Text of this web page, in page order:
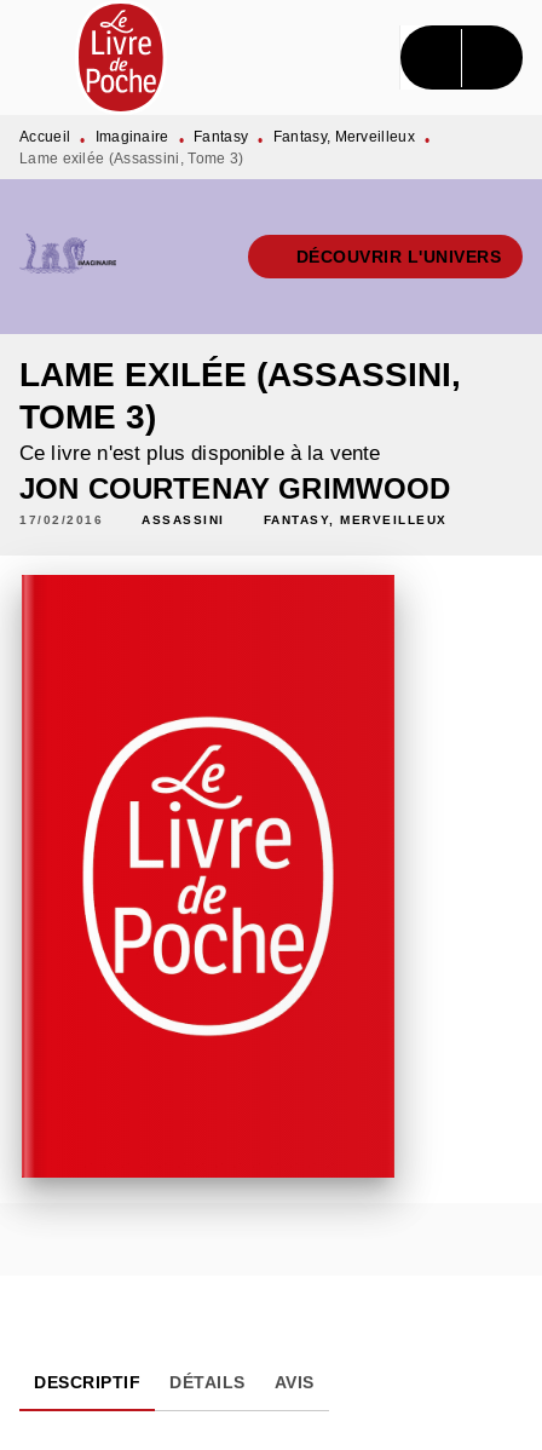
MENU RECHERCHE CONTENU
PIED DE PAGE
Accueil • Imaginaire • Fantasy • Fantasy, Merveilleux •
Lame exilée (Assassini, Tome 3)
DÉCOUVRIR L'UNIVERS
LAME EXILÉE (ASSASSINI,
TOME 3)
Ce livre n'est plus disponible à la vente
JON COURTENAY GRIMWOOD
17/02/2016 ASSASSINI FANTASY, MERVEILLEUX
DESCRIPTIF DÉTAILS AVIS